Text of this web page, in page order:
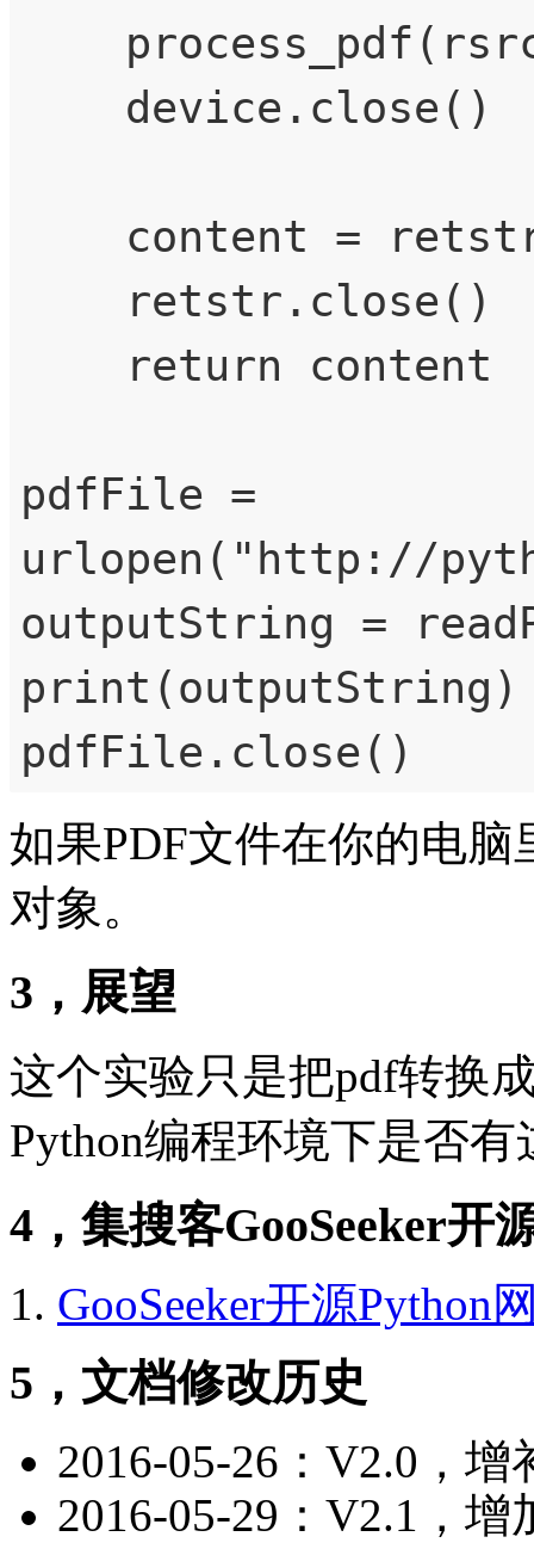
pdfFile =
urlopen("http://
outputString =
print(outputString)
pdfFile.close()
如果PDF文件在你的电脑
对象。
3，展望
这个实验只是把pdf转换
Python编程环境下是否
4，集搜客GooSeeker开
GooSeeker开源Python
5，文档修改历史
2016-05-26：V2.0，增
2016-05-29：V2.1，